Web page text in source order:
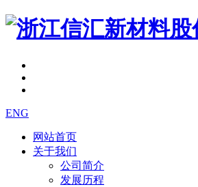
ENG
网站首页
关于我们
公司简介
发展历程